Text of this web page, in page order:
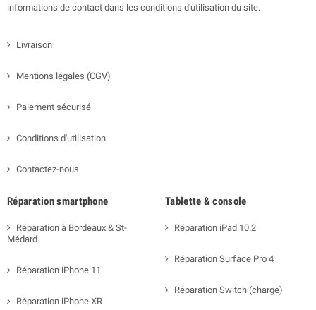
informations de contact dans les conditions d'utilisation du site.
Livraison
Mentions légales (CGV)
Paiement sécurisé
Conditions d'utilisation
Contactez-nous
Réparation smartphone
Réparation à Bordeaux & St-
Médard
Réparation iPhone 11
Réparation iPhone XR
Tablette & console
Réparation iPad 10.2
Réparation Surface Pro 4
Réparation Switch (charge)